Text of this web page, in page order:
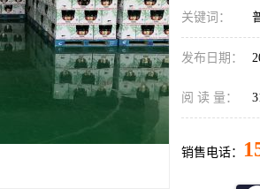
关键词：
发布日期：
阅 读 量：
销售电话：